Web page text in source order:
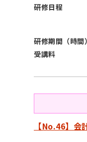
研修日程
研修期間（時間）
受講料
【No.46】会